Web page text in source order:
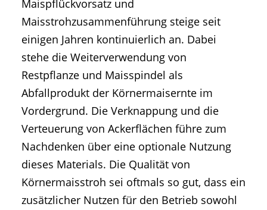
Maispflückvorsatz und
Maisstrohzusammenführung steige seit
einigen Jahren kontinuierlich an. Dabei
stehe die Weiterverwendung von
Restpflanze und Maisspindel als
Abfallprodukt der Körnermaisernte im
Vordergrund. Die Verknappung und die
Verteuerung von Ackerflächen führe zum
Nachdenken über eine optionale Nutzung
dieses Materials. Die Qualität von
Körnermaisstroh sei oftmals so gut, dass ein
zusätzlicher Nutzen für den Betrieb sowohl